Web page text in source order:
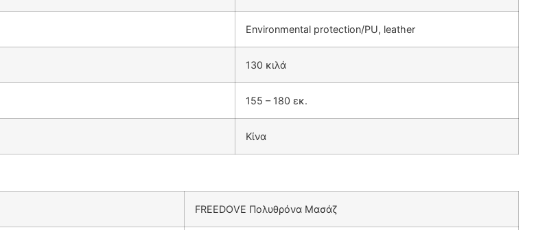
Environmental protection/PU, leather
130 κιλά
155 – 180 εκ.
Κίνα
FREEDOVE Πολυθρόνα Μασάζ